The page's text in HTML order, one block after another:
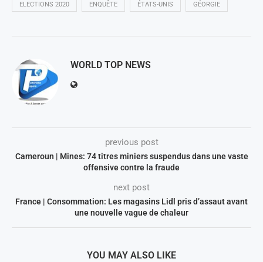
ELECTIONS 2020 ENQUÊTE ÉTATS-UNIS GÉORGIE
WORLD TOP NEWS
previous post
Cameroun | Mines: 74 titres miniers suspendus dans une vaste
offensive contre la fraude
next post
France | Consommation: Les magasins Lidl pris d’assaut avant
une nouvelle vague de chaleur
YOU MAY ALSO LIKE